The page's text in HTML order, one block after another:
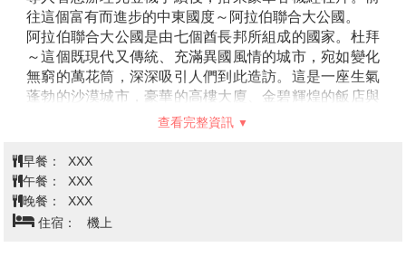
往這個富有而進步的中東國度～阿拉伯聯合大公國。
阿拉伯聯合大公國是由七個酋長邦所組成的國家。杜拜
～這個既現代又傳統、充滿異國風情的城市，宛如變化
無窮的萬花筒，深深吸引人們到此造訪。這是一座生氣
蓬勃的沙漠城市，豪華的高樓大廈、金碧輝煌的飯店與
規劃完善的人工島，正一座座如雨後春筍般的在這個城
【旅遊小提醒】
今晚搭乘長程客機，於飛機上過夜，怕機上供應毛毯有
限，敬請準備外套或披肩以便保暖。
查看完整資訊
早餐：
XXX
午餐：
XXX
晚餐：
XXX
住宿：
機上